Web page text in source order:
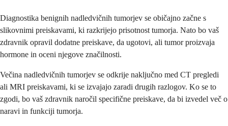
Diagnostika benignih nadledvičnih tumorjev se običajno začne s
slikovnimi preiskavami, ki razkrijejo prisotnost tumorja. Nato bo vaš
zdravnik opravil dodatne preiskave, da ugotovi, ali tumor proizvaja
hormone in oceni njegove značilnosti.
Večina nadledvičnih tumorjev se odkrije naključno med CT pregledi
ali MRI preiskavami, ki se izvajajo zaradi drugih razlogov. Ko se to
zgodi, bo vaš zdravnik naročil specifične preiskave, da bi izvedel več o
naravi in funkciji tumorja.